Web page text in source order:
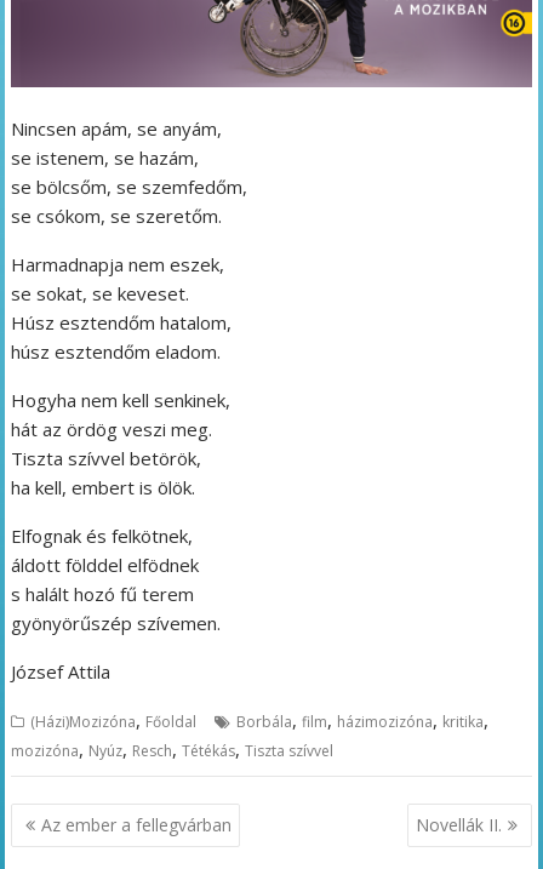
Nincsen apám, se anyám,
se istenem, se hazám,
se bölcsőm, se szemfedőm,
se csókom, se szeretőm.
Harmadnapja nem eszek,
se sokat, se keveset.
Húsz esztendőm hatalom,
húsz esztendőm eladom.
Hogyha nem kell senkinek,
hát az ördög veszi meg.
Tiszta szívvel betörök,
ha kell, embert is ölök.
Elfognak és felkötnek,
áldott földdel elfödnek
s halált hozó fű terem
gyönyörűszép szívemen.
József Attila
(Házi)Mozizóna, Főoldal Borbála,film, házimozizóna, kritika,
mozizóna, Nyúz, Resch,Tétékás,Tiszta szívvel
Bejegyzés
navigáció
Az ember a fellegvárban Novellák II.